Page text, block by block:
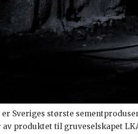
er Sveriges største
av produktet til gruveselskapet